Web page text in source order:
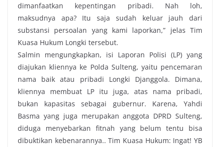
dimanfaatkan kepentingan pribadi. Nah loh,
maksudnya apa? Itu saja sudah keluar jauh dari
substansi persoalan yang kami laporkan,” jelas Tim
Kuasa Hukum Longki tersebut.
Salmin mengungkapkan, isi Laporan Polisi (LP) yang
diajukan kliennya ke Polda Sulteng, yaitu pencemaran
nama baik atau pribadi Longki Djanggola. Dimana,
kliennya membuat LP itu juga, atas nama pribadi,
bukan kapasitas sebagai gubernur. Karena, Yahdi
Basma yang juga merupakan anggota DPRD Sulteng,
diduga menyebarkan fitnah yang belum tentu bisa
dibuktikan kebenarannya.. Tim Kuasa Hukum: Ingat! YB